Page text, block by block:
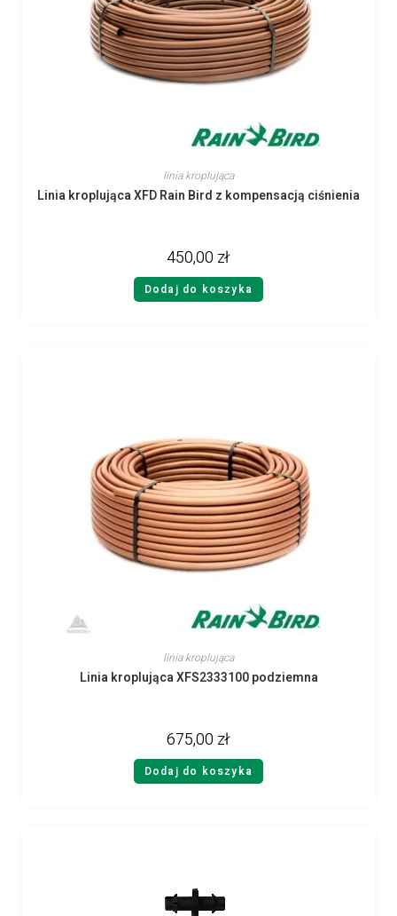
linia kroplująca
Linia kroplująca XFD Rain Bird z kompensacją ciśnienia
450,00 zł
Dodaj do koszyka
linia kroplująca
Linia kroplująca XFS2333100 podziemna
675,00 zł
Dodaj do koszyka